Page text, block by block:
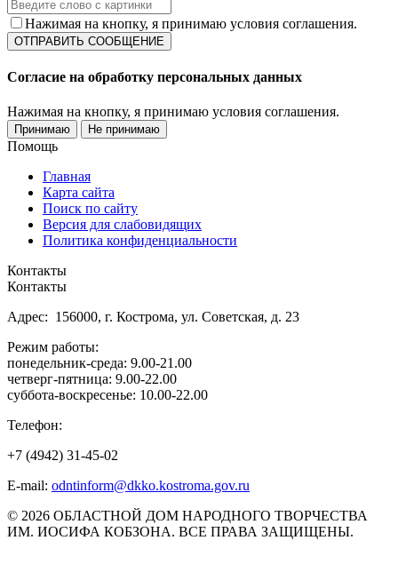
Нажимая на кнопку, я принимаю условия соглашения.
Согласие на обработку персональных данных
Нажимая на кнопку, я принимаю условия соглашения.
Принимаю Не принимаю
Помощь
Главная
Карта сайта
Поиск по сайту
Версия для слабовидящих
Политика конфиденциальности
Контакты
Контакты
Адрес: 156000, г. Кострома, ул. Советская, д. 23
Режим работы:
понедельник-среда: 9.00-21.00
четверг-пятница: 9.00-22.00
суббота-воскресенье: 10.00-22.00
Телефон:
+7 (4942) 31-45-02
E-mail: odntinform@dkko.kostroma.gov.ru
© 2026 ОБЛАСТНОЙ ДОМ НАРОДНОГО ТВОРЧЕСТВА
ИМ. ИОСИФА КОБЗОНА. ВСЕ ПРАВА ЗАЩИЩЕНЫ.